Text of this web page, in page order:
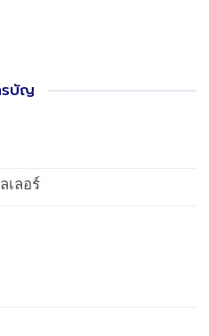
รบัญ
เลอร์